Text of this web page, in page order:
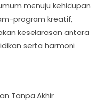
menuju kehidupan
program kreatif,
keselarasan antara
serta harmoni
Tanpa Akhir